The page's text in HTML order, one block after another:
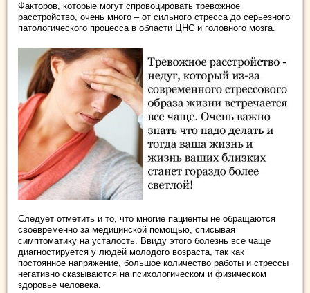
Факторов, которые могут спровоцировать тревожное
расстройство, очень много – от сильного стресса до серьезного
патологического процесса в области ЦНС и головного мозга.
Следует отметить и то, что многие пациенты не обращаются
своевременно за медицинской помощью, списывая
симптоматику на усталость. Ввиду этого болезнь все чаще
диагностируется у людей молодого возраста, так как
постоянное напряжение, большое количество работы и стрессы
негативно сказываются на психологическом и физическом
здоровье человека.